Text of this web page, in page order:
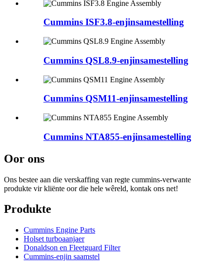
Cummins ISF3.8-enjinsamestelling
Cummins QSL8.9-enjinsamestelling
Cummins QSM11-enjinsamestelling
Cummins NTA855-enjinsamestelling
Oor ons
Ons bestee aan die verskaffing van regte cummins-verwante
produkte vir kliënte oor die hele wêreld, kontak ons ​​net!
Produkte
Cummins Engine Parts
Holset turboaanjaer
Donaldson en Fleetguard Filter
Cummins-enjin saamstel